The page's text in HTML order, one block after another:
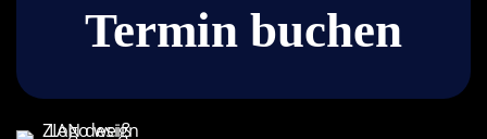
Termin buchen